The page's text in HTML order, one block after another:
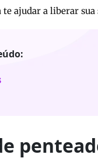
te ajudar a liberar